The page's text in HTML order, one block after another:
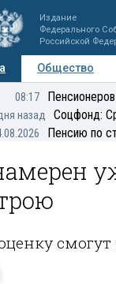
Издание
Федерального
Российской
Общество
Мнения
08:17
назад Соцфонд:
Пенсию по